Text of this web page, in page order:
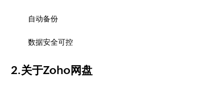
自动备份
数据安全可控
2.关于Zoho网盘